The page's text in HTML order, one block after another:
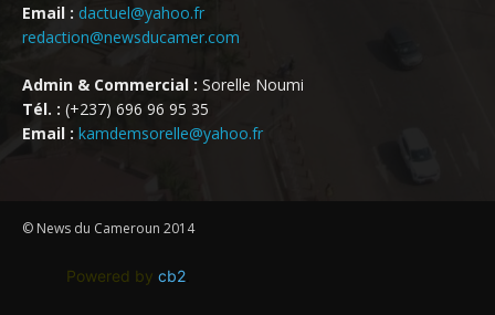
Email : dactuel@yahoo.fr
redaction@newsducamer.com
Admin & Commercial : Sorelle Noumi
Tél. : (+237) 696 96 95 35
Email : kamdemsorelle@yahoo.fr
© News du Cameroun 2014
Powered by cb2